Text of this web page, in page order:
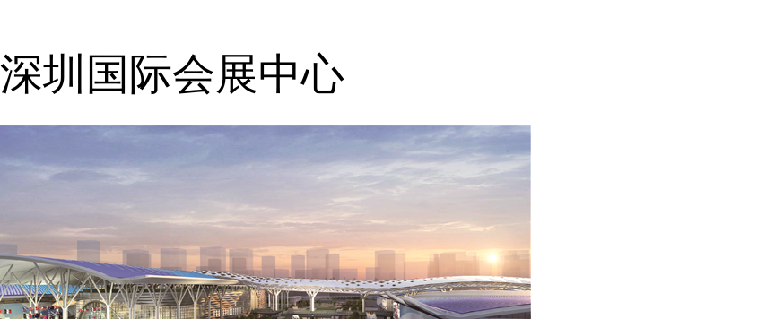
深圳国际会展中心